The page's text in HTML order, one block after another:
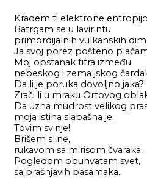
Kradem ti elektrone
Batrgam se u lavirintu
primordijalnih vulkanskih
Ja svoj porez pošteno
Moj opstanak titra između
nebeskog i zemaljskog
Da li je poruka dovoljno jaka?
Zrači li u mraku Ortovog
Da uzna mudrost velikog
moja istina slabašna je.
Tovim svinje!
Brišem sline,
rukavom sa mirisom čvaraka.
Pogledom obuhvatam svet,
sa prašnjavih basamaka.